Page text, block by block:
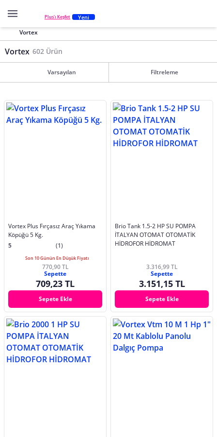
Plus'ı Keşfet Yeni
Vortex
Vortex 602 Ürün
Varsayılan Filtreleme
Vortex Plus Fırçasız Araç Yıkama
Köpüğü 5 Kg.
5
(1)
Son 10 Günün En Düşük Fiyatı
770,90 TL
Sepette
709,23 TL
Sepete Ekle
Brio Tank 1.5-2 HP SU POMPA
İTALYAN OTOMAT OTOMATİK
HİDROFOR HİDROMAT
3.316,99 TL
Sepette
3.151,15 TL
Sepete Ekle